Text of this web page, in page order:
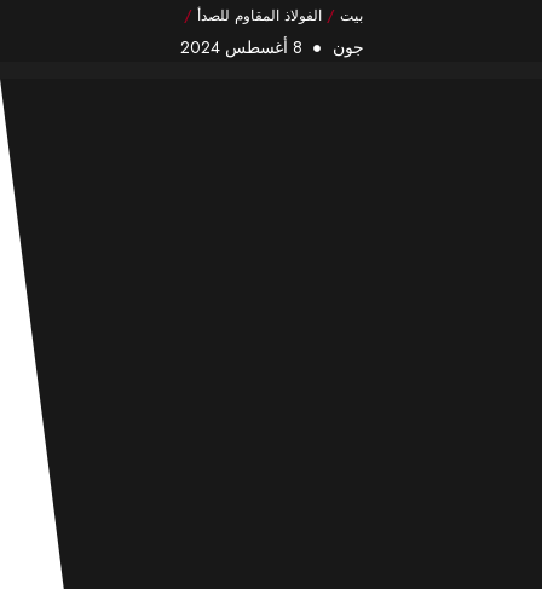
بيت / الفولاذ المقاوم للصدأ /
جون 8 أغسطس 2024